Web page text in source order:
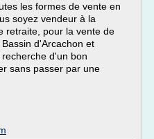
les formes de vente en
soyez vendeur à la
retraite, pour la vente de
d'Arcachon et
d'un bon
sans passer par une